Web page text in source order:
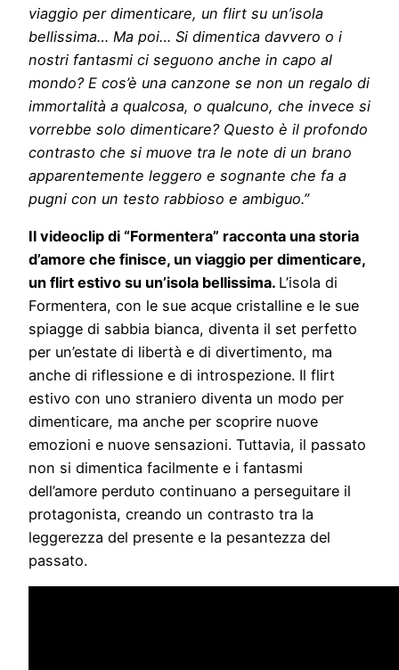
viaggio per dimenticare, un flirt su un’isola
bellissima… Ma poi… Si dimentica davvero o i
nostri fantasmi ci seguono anche in capo al
mondo? E cos’è una canzone se non un regalo di
immortalità a qualcosa, o qualcuno, che invece si
vorrebbe solo dimenticare? Questo è il profondo
contrasto che si muove tra le note di un brano
apparentemente leggero e sognante che fa a
pugni con un testo rabbioso e ambiguo.”
Il videoclip di “Formentera” racconta una storia
d’amore che finisce, un viaggio per dimenticare,
un flirt estivo su un’isola bellissima. L’isola di
Formentera, con le sue acque cristalline e le sue
spiagge di sabbia bianca, diventa il set perfetto
per un’estate di libertà e di divertimento, ma
anche di riflessione e di introspezione. Il flirt
estivo con uno straniero diventa un modo per
dimenticare, ma anche per scoprire nuove
emozioni e nuove sensazioni. Tuttavia, il passato
non si dimentica facilmente e i fantasmi
dell’amore perduto continuano a perseguitare il
protagonista, creando un contrasto tra la
leggerezza del presente e la pesantezza del
passato.